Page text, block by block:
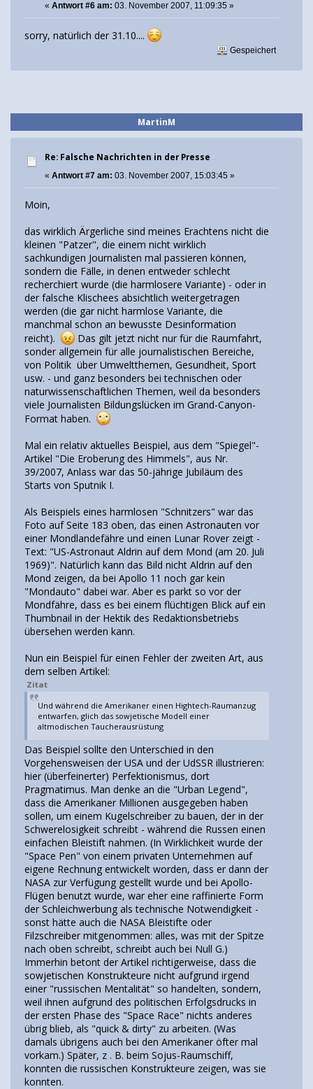
« Antwort #6 am: 03. November 2007, 11:09:35 »
sorry, natürlich der 31.10....
Gespeichert
MartinM
Re: Falsche Nachrichten in der Presse
« Antwort #7 am: 03. November 2007, 15:03:45 »
Moin,
das wirklich Ärgerliche sind meines Erachtens nicht die
kleinen "Patzer", die einem nicht wirklich
sachkundigen Journalisten mal passieren können,
sondern die Fälle, in denen entweder schlecht
recherchiert wurde (die harmlosere Variante) - oder in
der falsche Klischees absichtlich weitergetragen
werden (die gar nicht harmlose Variante, die
manchmal schon an bewusste Desinformation
reicht).
Das gilt jetzt nicht nur für die Raumfahrt,
sonder allgemein für alle journalistischen Bereiche,
von Politik über Umweltthemen, Gesundheit, Sport
usw. - und ganz besonders bei technischen oder
naturwissenschaftlichen Themen, weil da besonders
viele Journalisten Bildungslücken im Grand-Canyon-
Format haben.
Mal ein relativ aktuelles Beispiel, aus dem "Spiegel"-
Artikel "Die Eroberung des Himmels", aus Nr.
39/2007, Anlass war das 50-jährige Jubiläum des
Starts von Sputnik I.
Als Beispiels eines harmlosen "Schnitzers" war das
Foto auf Seite 183 oben, das einen Astronauten vor
einer Mondlandefähre und einen Lunar Rover zeigt -
Text: "US-Astronaut Aldrin auf dem Mond (am 20. Juli
1969)". Natürlich kann das Bild nicht Aldrin auf den
Mond zeigen, da bei Apollo 11 noch gar kein
"Mondauto" dabei war. Aber es parkt so vor der
Mondfähre, dass es bei einem flüchtigen Blick auf ein
Thumbnail in der Hektik des Redaktionsbetriebs
übersehen werden kann.
Nun ein Beispiel für einen Fehler der zweiten Art, aus
dem selben Artikel:
Zitat
Und während die Amerikaner einen Hightech-Raumanzug
entwarfen, glich das sowjetische Modell einer
altmodischen Taucherausrüstung
Das Beispiel sollte den Unterschied in den
Vorgehensweisen der USA und der UdSSR illustrieren:
hier (überfeinerter) Perfektionismus, dort
Pragmatimus. Man denke an die "Urban Legend",
dass die Amerikaner Millionen ausgegeben haben
sollen, um einem Kugelschreiber zu bauen, der in der
Schwerelosigkeit schreibt - während die Russen einen
einfachen Bleistift nahmen. (In Wirklichkeit wurde der
"Space Pen" von einem privaten Unternehmen auf
eigene Rechnung entwickelt worden, dass er dann der
NASA zur Verfügung gestellt wurde und bei Apollo-
Flügen benutzt wurde, war eher eine raffinierte Form
der Schleichwerbung als technische Notwendigkeit -
sonst hätte auch die NASA Bleistifte oder
Filzschreiber mitgenommen: alles, was mit der Spitze
nach oben schreibt, schreibt auch bei Null G.)
Immerhin betont der Artikel richtigerweise, dass die
sowjetischen Konstrukteure nicht aufgrund irgend
einer "russischen Mentalität" so handelten, sondern,
weil ihnen aufgrund des politischen Erfolgsdrucks in
der ersten Phase des "Space Race" nichts anderes
übrig blieb, als "quick & dirty" zu arbeiten. (Was
damals übrigens auch bei den Amerikaner öfter mal
vorkam.) Später, z . B. beim Sojus-Raumschiff,
konnten die russischen Konstrukteure zeigen, was sie
konnten.